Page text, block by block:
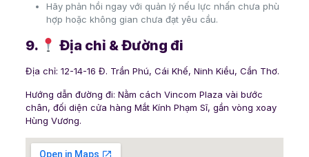
Hãy phản hồi ngay với quản lý nếu lực nhấn chưa phù
hợp hoặc không gian chưa đạt yêu cầu.
9. Địa chỉ & Đường đi
Địa chỉ: 12-14-16 Đ. Trần Phú, Cái Khế, Ninh Kiều, Cần Thơ.
Hướng dẫn đường đi: Nằm cách Vincom Plaza vài bước
chân, đối diện cửa hàng Mắt Kính Phạm Sĩ, gần vòng xoay
Hùng Vương.